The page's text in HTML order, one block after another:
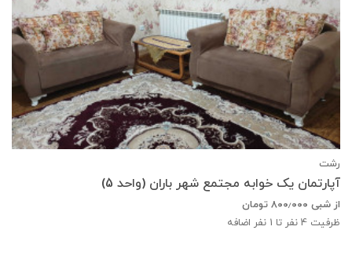
رشت
آپارتمان یک خوابه مجتمع شهر باران (واحد 5)
از شبی ۸۰۰٫۰۰۰ تومان
ظرفیت 4 نفر تا 1 نفر اضافه